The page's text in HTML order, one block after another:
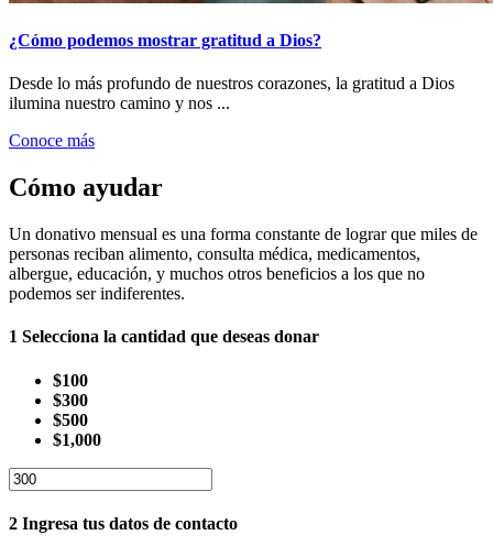
¿Cómo podemos mostrar gratitud a Dios?
Desde lo más profundo de nuestros corazones, la gratitud a Dios
ilumina nuestro camino y nos ...
Conoce más
Cómo ayudar
Un donativo mensual es una forma constante de lograr que miles de
personas reciban alimento, consulta médica, medicamentos,
albergue, educación, y muchos otros beneficios a los que no
podemos ser indiferentes.
1 Selecciona la cantidad que deseas donar
$100
$300
$500
$1,000
2 Ingresa tus datos de contacto